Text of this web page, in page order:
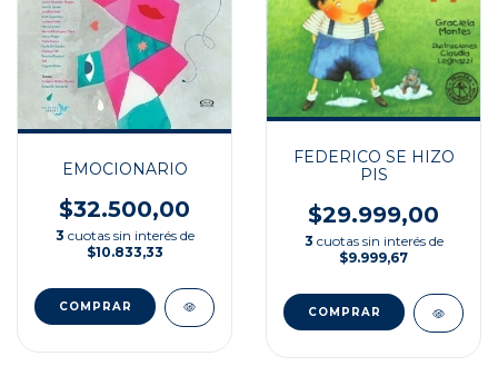
EMOCIONARIO
$32.500,00
3 cuotas sin interés de
$10.833,33
FEDERICO SE HIZO
PIS
$29.999,00
3 cuotas sin interés de
$9.999,67